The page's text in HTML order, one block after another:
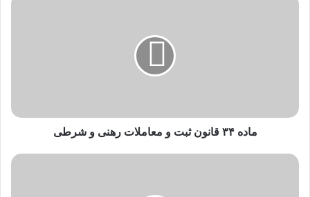
ماده ۳۴ قانون ثبت و معاملات رهنی و شرطی